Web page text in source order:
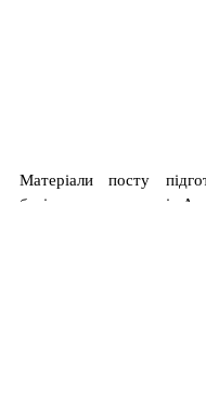
Матеріали посту
будівельних дисциплін